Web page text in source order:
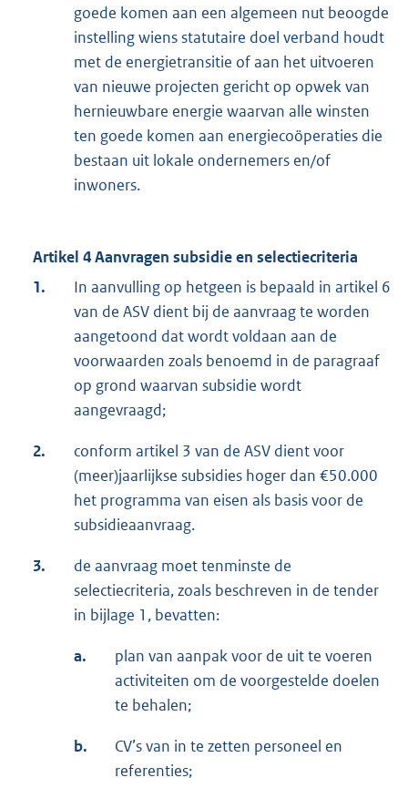
goede komen aan een algemeen nut beoogde
instelling wiens statutaire doel verband houdt
met de energietransitie of aan het uitvoeren
van nieuwe projecten gericht op opwek van
hernieuwbare energie waarvan alle winsten
ten goede komen aan energiecoöperaties die
bestaan uit lokale ondernemers en/of
inwoners.
Artikel 4 Aanvragen subsidie en selectiecriteria
1.
In aanvulling op hetgeen is bepaald in artikel 6
van de ASV dient bij de aanvraag te worden
aangetoond dat wordt voldaan aan de
voorwaarden zoals benoemd in de paragraaf
op grond waarvan subsidie wordt
aangevraagd;
2.
conform artikel 3 van de ASV dient voor
(meer)jaarlijkse subsidies hoger dan €50.000
het programma van eisen als basis voor de
subsidieaanvraag.
3.
de aanvraag moet tenminste de
selectiecriteria, zoals beschreven in de tender
in bijlage 1, bevatten:
a.
plan van aanpak voor de uit te voeren
activiteiten om de voorgestelde doelen
te behalen;
b.
CV’s van in te zetten personeel en
referenties;